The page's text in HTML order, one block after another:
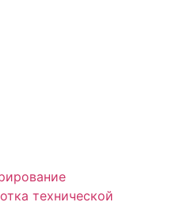
технической